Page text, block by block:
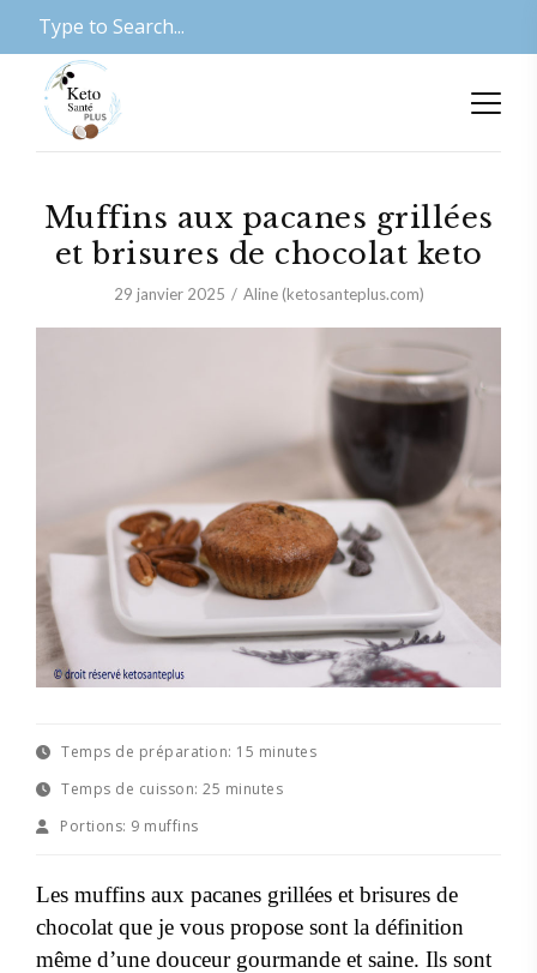
Muffins aux pacanes grillées
et brisures de chocolat keto
29 janvier 2025 Aline (ketosanteplus.com)
Temps de préparation: 15 minutes
Temps de cuisson: 25 minutes
Portions: 9 muffins
Les muffins aux pacanes grillées et brisures de
chocolat que je vous propose sont la définition
même d’une douceur gourmande et saine. Ils sont